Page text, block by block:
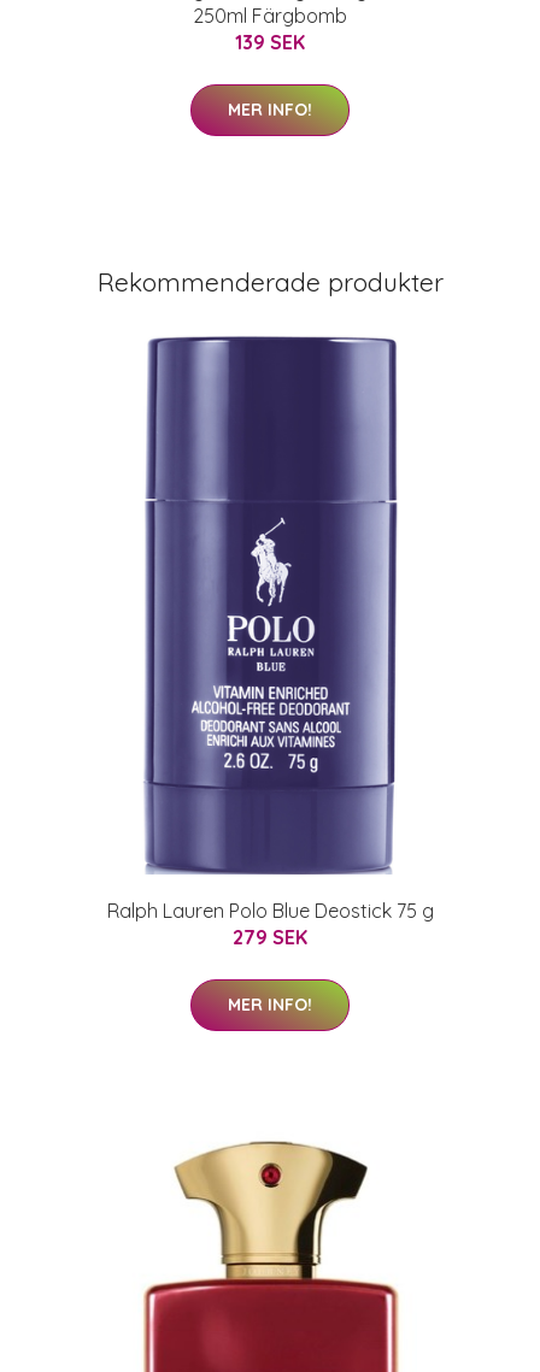
250ml Färgbomb
139 SEK
MER INFO!
Rekommenderade produkter
Ralph Lauren Polo Blue Deostick 75 g
279 SEK
MER INFO!